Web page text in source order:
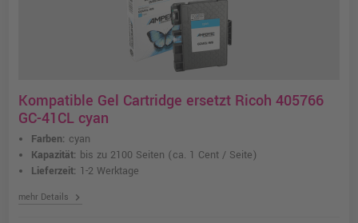
Kompatible Gel Cartridge ersetzt Ricoh 405766
GC-41CL cyan
Farben: cyan
Kapazität: bis zu 2100 Seiten (ca. 1 Cent / Seite)
Lieferzeit: 1-2 Werktage
mehr Details chevron_right